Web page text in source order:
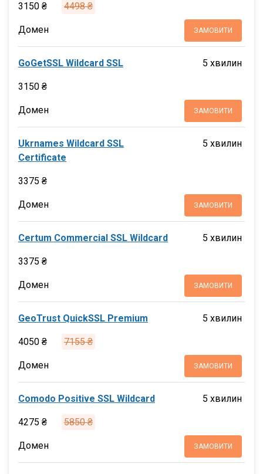
3150 ₴ 4498 ₴
Домен ЗАМОВИТИ
GoGetSSL Wildcard SSL
3150 ₴
5 хвилин
Домен ЗАМОВИТИ
Ukrnames Wildcard SSL
Certificate
3375 ₴
5 хвилин
Домен ЗАМОВИТИ
Certum Commercial SSL Wildcard
3375 ₴
5 хвилин
Домен ЗАМОВИТИ
GeoTrust QuickSSL Premium
4050 ₴ 7155 ₴
5 хвилин
Домен ЗАМОВИТИ
Comodo Positive SSL Wildcard
4275 ₴ 5850 ₴
5 хвилин
Домен ЗАМОВИТИ